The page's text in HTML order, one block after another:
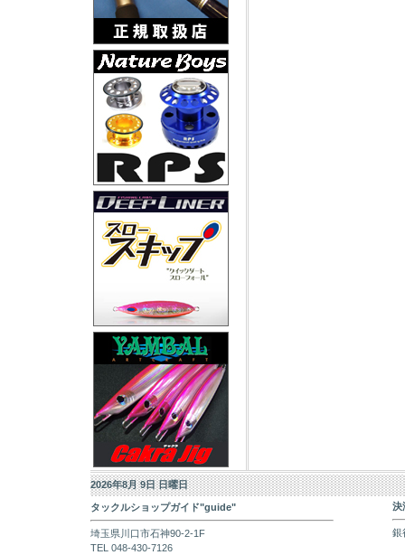
2026年8月 9日 日曜日
タックルショップガイド"guide"
埼玉県川口市石神90-2-1F
TEL 048-430-7126
決
銀